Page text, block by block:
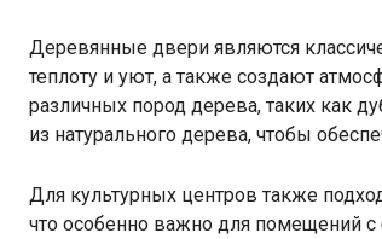
Деревянные двери являются
теплоту и уют, а также создают
различных пород дерева, таких как
из натурального дерева, чтобы
Для культурных центров также
что особенно важно для помещений